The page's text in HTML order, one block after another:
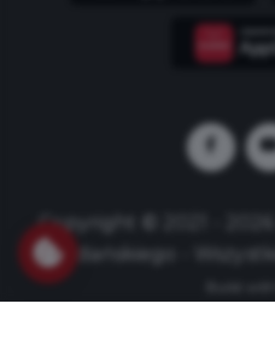
Copyright © 2021 -
Gdańskiego -